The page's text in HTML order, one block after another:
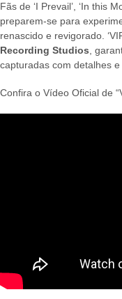
Fãs de ‘I Prevail’, ‘In this
preparem-se para
renascido e revigorado.
Recording Studios ,
capturadas com detalhes e
Confira o Vídeo Oficial de